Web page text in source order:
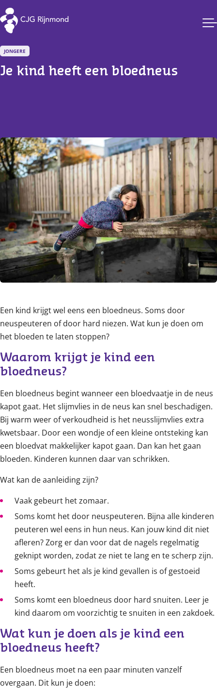
CJG Rijnmond
JONGERE
Je kind heeft een bloedneus
Een kind krijgt wel eens een bloedneus. Soms door
neuspeuteren of door hard niezen. Wat kun je doen om
het bloeden te laten stoppen?
Waarom krijgt je kind een
bloedneus?
Een bloedneus begint wanneer een bloedvaatje in de neus
kapot gaat. Het slijmvlies in de neus kan snel beschadigen.
Bij warm weer of verkoudheid is het neusslijmvlies extra
kwetsbaar. Door een wondje of een kleine ontsteking kan
een bloedvat makkelijker kapot gaan. Dan kan het gaan
bloeden. Kinderen kunnen daar van schrikken.
Wat kan de aanleiding zijn?
Vaak gebeurt het zomaar.
Soms komt het door neuspeuteren. Bijna alle kinderen
peuteren wel eens in hun neus. Kan jouw kind dit niet
afleren? Zorg er dan voor dat de nagels regelmatig
geknipt worden, zodat ze niet te lang en te scherp zijn.
Soms gebeurt het als je kind gevallen is of gestoeid
heeft.
Soms komt een bloedneus door hard snuiten. Leer je
kind daarom om voorzichtig te snuiten in een zakdoek.
Wat kun je doen als je kind een
bloedneus heeft?
Een bloedneus moet na een paar minuten vanzelf
overgaan. Dit kun je doen: